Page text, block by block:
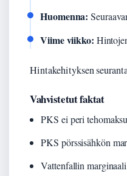
Huomenna:
Viime viikko:
Hintakehityksen
Vahvistetut faktat
PKS ei peri
PKS pörssisähkön
Vattenfallin